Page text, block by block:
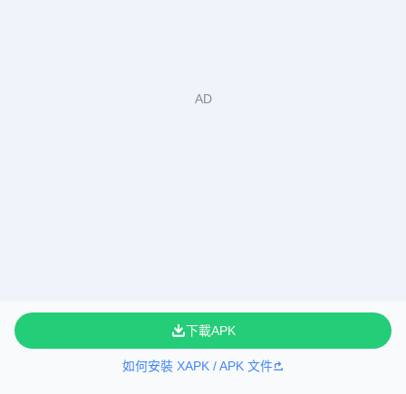
下載APK
如何安裝 XAPK / APK 文件